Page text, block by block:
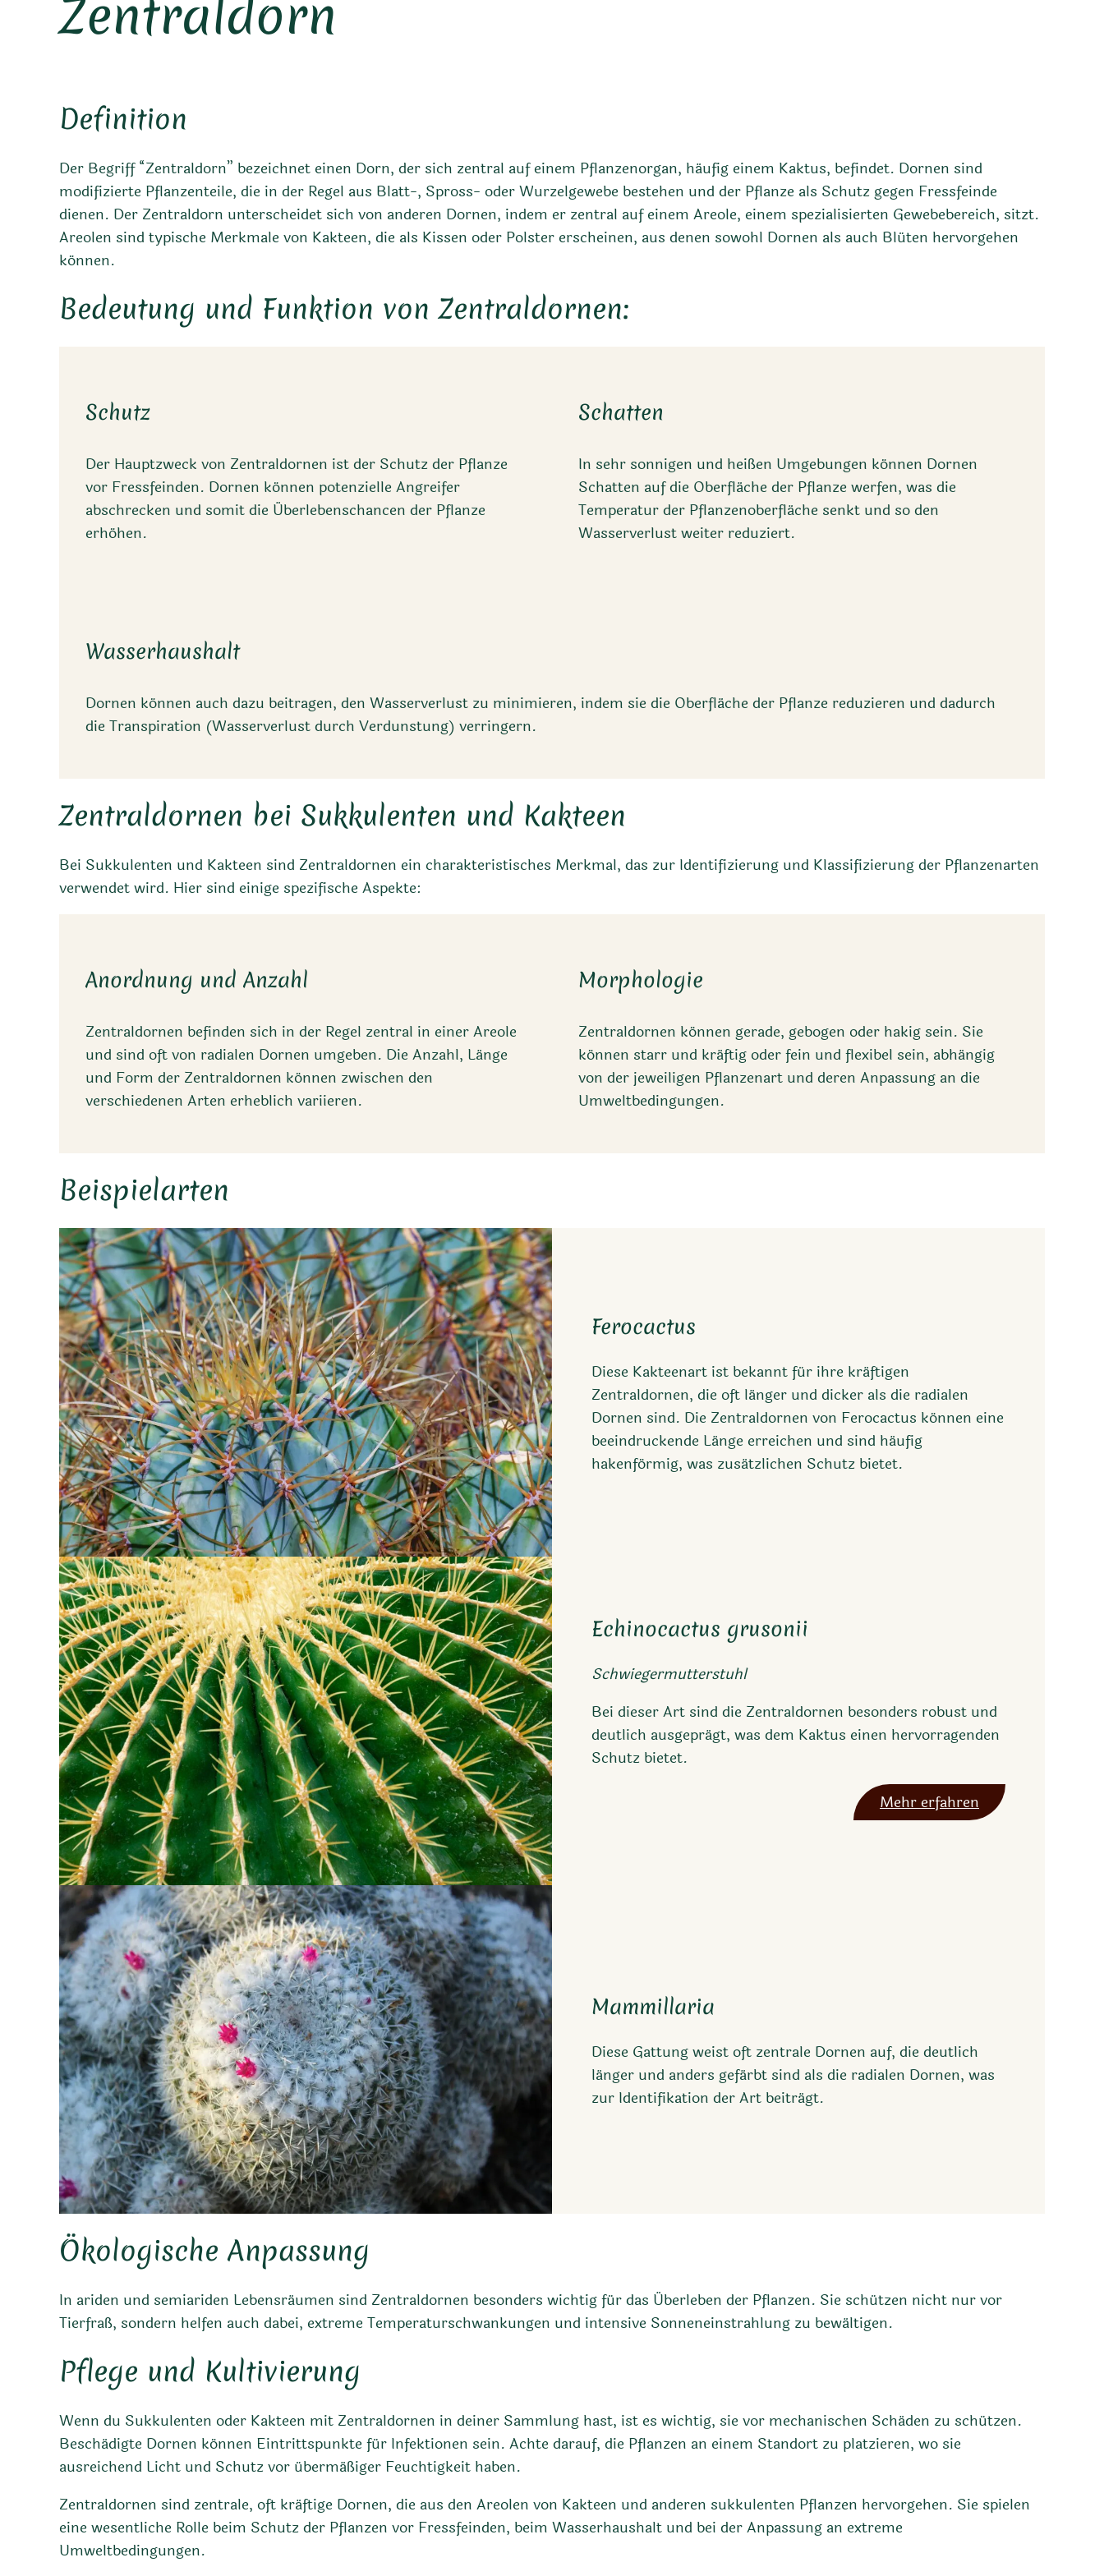
Zentraldorn
Definition
Der Begriff “Zentraldorn” bezeichnet einen Dorn, der sich zentral auf einem Pflanzenorgan, häufig einem Kaktus, befindet. Dornen sind
modifizierte Pflanzenteile, die in der Regel aus Blatt-, Spross- oder Wurzelgewebe bestehen und der Pflanze als Schutz gegen Fressfeinde
dienen. Der Zentraldorn unterscheidet sich von anderen Dornen, indem er zentral auf einem Areole, einem spezialisierten Gewebebereich, sitzt.
Areolen sind typische Merkmale von Kakteen, die als Kissen oder Polster erscheinen, aus denen sowohl Dornen als auch Blüten hervorgehen
können.
Bedeutung und Funktion von Zentraldornen:
Schutz
Der Hauptzweck von Zentraldornen ist der Schutz der Pflanze
vor Fressfeinden. Dornen können potenzielle Angreifer
abschrecken und somit die Überlebenschancen der Pflanze
erhöhen.
Schatten
In sehr sonnigen und heißen Umgebungen können Dornen
Schatten auf die Oberfläche der Pflanze werfen, was die
Temperatur der Pflanzenoberfläche senkt und so den
Wasserverlust weiter reduziert.
Wasserhaushalt
Dornen können auch dazu beitragen, den Wasserverlust zu minimieren, indem sie die Oberfläche der Pflanze reduzieren und dadurch
die Transpiration (Wasserverlust durch Verdunstung) verringern.
Zentraldornen bei Sukkulenten und Kakteen
Bei Sukkulenten und Kakteen sind Zentraldornen ein charakteristisches Merkmal, das zur Identifizierung und Klassifizierung der Pflanzenarten
verwendet wird. Hier sind einige spezifische Aspekte:
Anordnung und Anzahl
Zentraldornen befinden sich in der Regel zentral in einer Areole
und sind oft von radialen Dornen umgeben. Die Anzahl, Länge
und Form der Zentraldornen können zwischen den
verschiedenen Arten erheblich variieren.
Morphologie
Zentraldornen können gerade, gebogen oder hakig sein. Sie
können starr und kräftig oder fein und flexibel sein, abhängig
von der jeweiligen Pflanzenart und deren Anpassung an die
Umweltbedingungen.
Beispielarten
Ferocactus
Diese Kakteenart ist bekannt für ihre kräftigen
Zentraldornen, die oft länger und dicker als die radialen
Dornen sind. Die Zentraldornen von Ferocactus können eine
beeindruckende Länge erreichen und sind häufig
hakenförmig, was zusätzlichen Schutz bietet.
Echinocactus grusonii
Schwiegermutterstuhl
Bei dieser Art sind die Zentraldornen besonders robust und
deutlich ausgeprägt, was dem Kaktus einen hervorragenden
Schutz bietet.
Mehr erfahren
Mammillaria
Diese Gattung weist oft zentrale Dornen auf, die deutlich
länger und anders gefärbt sind als die radialen Dornen, was
zur Identifikation der Art beiträgt.
Ökologische Anpassung
In ariden und semiariden Lebensräumen sind Zentraldornen besonders wichtig für das Überleben der Pflanzen. Sie schützen nicht nur vor
Tierfraß, sondern helfen auch dabei, extreme Temperaturschwankungen und intensive Sonneneinstrahlung zu bewältigen.
Pflege und Kultivierung
Wenn du Sukkulenten oder Kakteen mit Zentraldornen in deiner Sammlung hast, ist es wichtig, sie vor mechanischen Schäden zu schützen.
Beschädigte Dornen können Eintrittspunkte für Infektionen sein. Achte darauf, die Pflanzen an einem Standort zu platzieren, wo sie
ausreichend Licht und Schutz vor übermäßiger Feuchtigkeit haben.
Zentraldornen sind zentrale, oft kräftige Dornen, die aus den Areolen von Kakteen und anderen sukkulenten Pflanzen hervorgehen. Sie spielen
eine wesentliche Rolle beim Schutz der Pflanzen vor Fressfeinden, beim Wasserhaushalt und bei der Anpassung an extreme
Umweltbedingungen.